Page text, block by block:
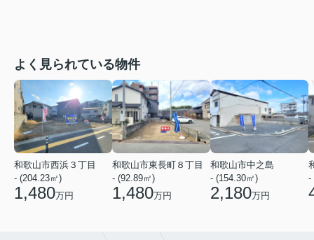
よく見られている物件
和歌山市西浜３丁目
- (204.23㎡)
1,480万円
和歌山市東長町８丁目
- (92.89㎡)
1,480万円
和歌山市中之島
- (154.30㎡)
2,180万円
-